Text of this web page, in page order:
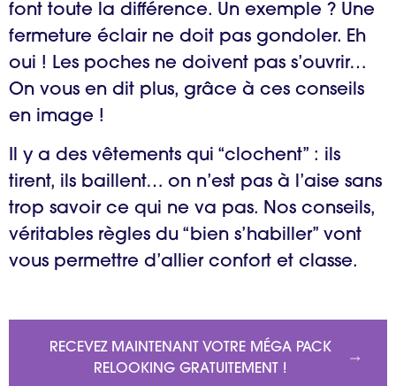
font toute la différence. Un exemple ? Une
fermeture éclair ne doit pas gondoler. Eh
oui ! Les poches ne doivent pas s’ouvrir…
On vous en dit plus, grâce à ces conseils
en image !
Il y a des vêtements qui “clochent” : ils
tirent, ils baillent… on n’est pas à l’aise sans
trop savoir ce qui ne va pas. Nos conseils,
véritables règles du “bien s’habiller” vont
vous permettre d’allier confort et classe.
RECEVEZ MAINTENANT VOTRE MÉGA PACK
RELOOKING GRATUITEMENT !